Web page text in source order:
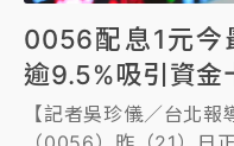
0056配息1元
逾9.5%吸引資金
【記者吳珍儀／台北